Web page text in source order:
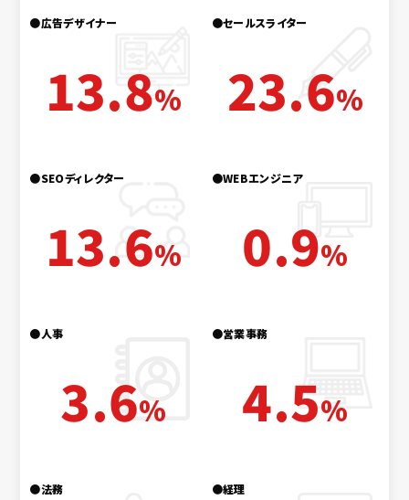
●広告デザイナー
13.8%
●セールスライター
23.6%
●SEOディレクター
13.6%
●WEBエンジニア
0.9%
●人事
3.6%
●営業事務
4.5%
●法務 ●経理